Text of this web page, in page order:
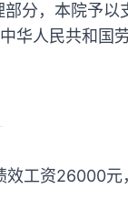
分，本院予以
华人民共和国
工资26000元